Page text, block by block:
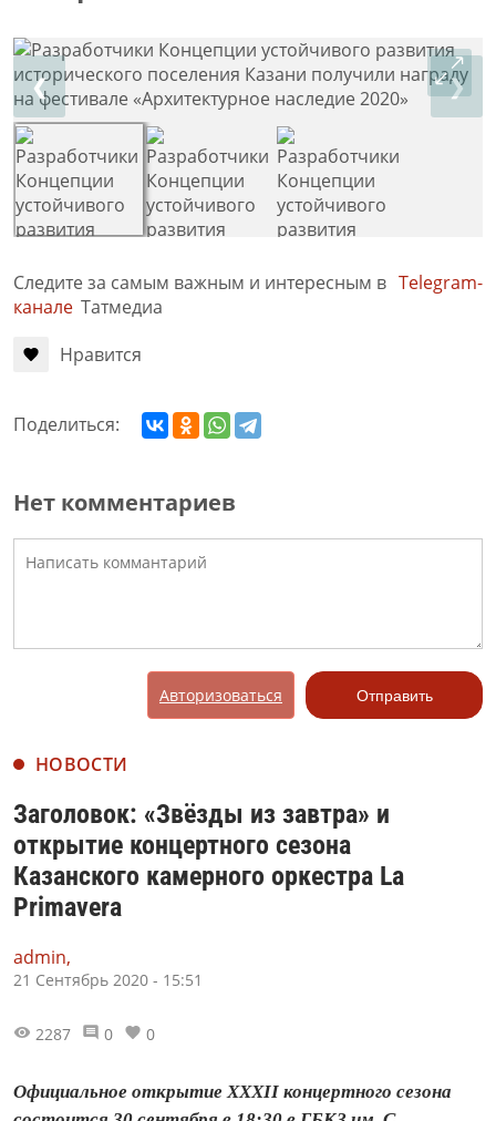
❮ ❯
Следите за самым важным и интересным в Telegram-
канале Татмедиа
Нравится
Поделиться:
Нет комментариев
Авторизоваться Отправить
НОВОСТИ
Заголовок: «Звёзды из завтра» и
открытие концертного сезона
Казанского камерного оркестра La
Primavera
admin,
21 Сентябрь 2020 - 15:51
2287 0 0
Официальное открытие XXXII концертного сезона